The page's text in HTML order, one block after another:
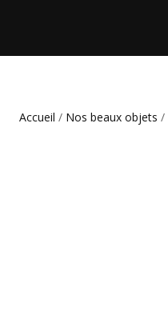
Accueil / Nos beaux objets /